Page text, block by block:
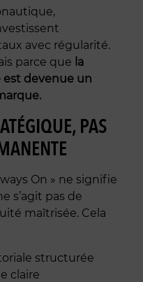
avec régularité.
parce que la
devenue un
PAS
On » ne signifie
s’agit pas de
maîtrisée. Cela
structurée
claire